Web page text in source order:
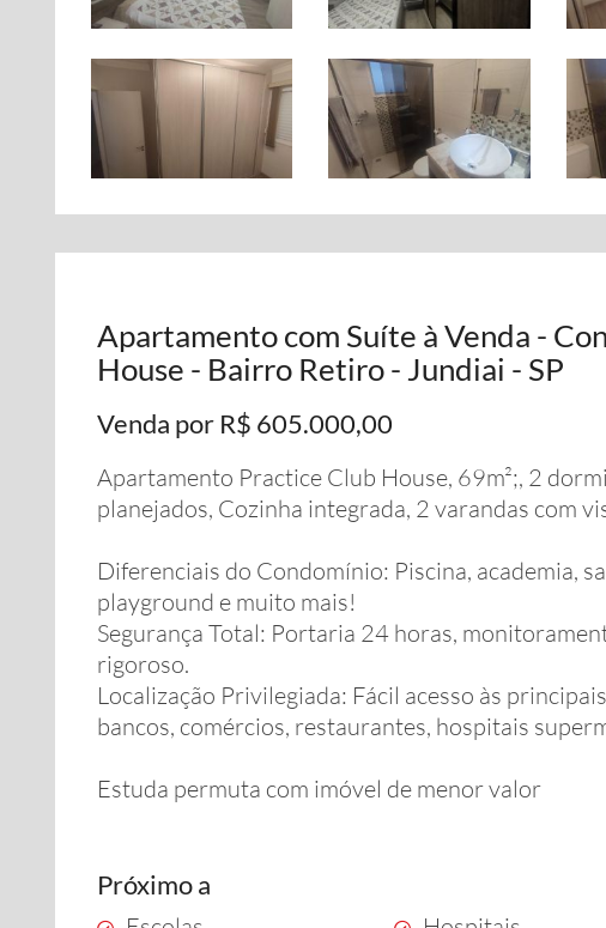
Apartamento com Suíte à Venda -
House - Bairro Retiro - Jundiai - SP
Venda por R$ 605.000,00
Apartamento Practice Club House, 69m²;, 2
planejados, Cozinha integrada, 2 varandas com
Diferenciais do Condomínio: Piscina, academia,
playground e muito mais!
Segurança Total: Portaria 24 horas,
rigoroso.
Localização Privilegiada: Fácil acesso às
bancos, comércios, restaurantes, hospitais
Estuda permuta com imóvel de menor valor
Próximo a